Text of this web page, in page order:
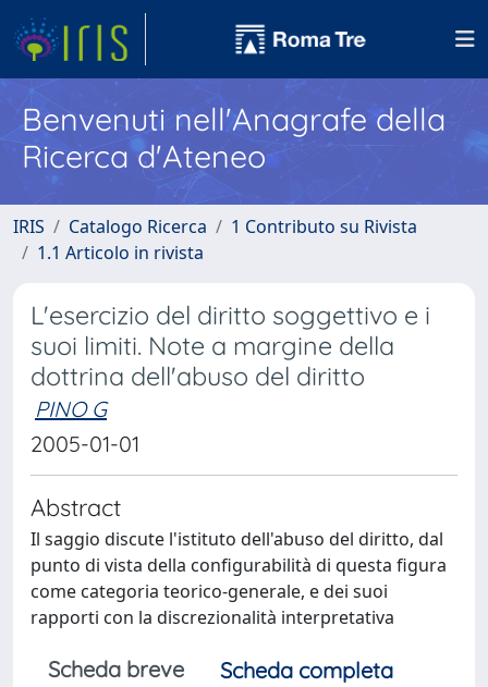
Benvenuti nell'Anagrafe della
Ricerca d'Ateneo
IRIS Catalogo Ricerca
1 Contributo su Rivista
1.1 Articolo in rivista
L'esercizio del diritto soggettivo e i
suoi limiti. Note a margine della
dottrina dell'abuso del diritto
PINO G
2005-01-01
Abstract
Il saggio discute l'istituto dell'abuso del diritto, dal
punto di vista della configurabilità di questa figura
come categoria teorico-generale, e dei suoi
rapporti con la discrezionalità interpretativa
Scheda breve
Scheda completa